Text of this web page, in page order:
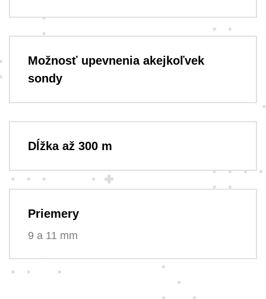
Možnosť upevnenia akejkoľvek
sondy
Dĺžka až 300 m
Priemery
9 a 11 mm